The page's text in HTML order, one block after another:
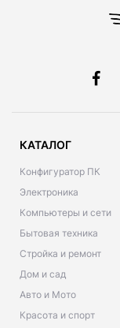
КАТАЛОГ
Конфигуратор ПК
Электроника
Компьютеры и сети
Бытовая техника
Стройка и ремонт
Дом и сад
Авто и Мото
Красота и спорт